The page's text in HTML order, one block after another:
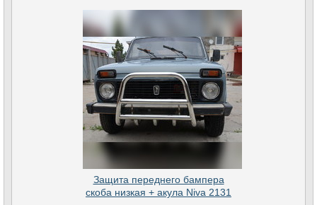
Защита переднего бампера
скоба низкая + акула Niva 2131